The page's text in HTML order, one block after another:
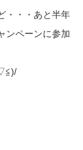
・・・あと半年
ンペーンに参加